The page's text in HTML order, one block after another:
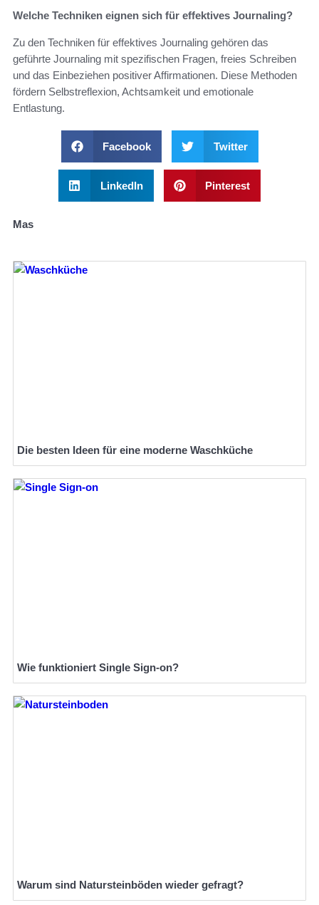
Welche Techniken eignen sich für effektives Journaling?
Zu den Techniken für effektives Journaling gehören das
geführte Journaling mit spezifischen Fragen, freies Schreiben
und das Einbeziehen positiver Affirmationen. Diese Methoden
fördern Selbstreflexion, Achtsamkeit und emotionale
Entlastung.
Facebook Twitter
LinkedIn Pinterest
Mas
Die besten Ideen für eine moderne Waschküche
Wie funktioniert Single Sign-on?
Warum sind Natursteinböden wieder gefragt?